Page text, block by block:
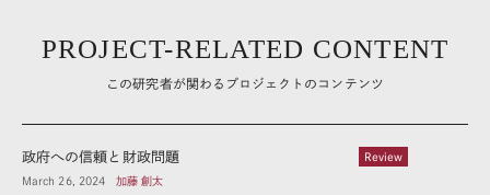
PROJECT-RELATED CONTENT
この研究者が関わるプロジェクトのコンテンツ
Review
政府への信頼と財政問題
March 26, 2024 加藤 創太